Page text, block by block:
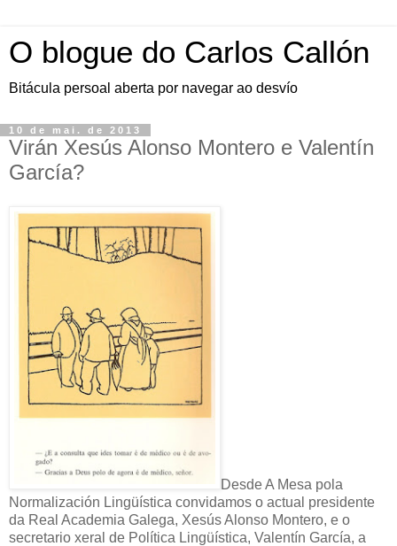
O blogue do Carlos Callón
Bitácula persoal aberta por navegar ao desvío
10 de mai. de 2013
Virán Xesús Alonso Montero e Valentín
García?
Desde A Mesa pola
Normalización Lingüística convidamos o actual presidente
da Real Academia Galega, Xesús Alonso Montero, e o
secretario xeral de Política Lingüística, Valentín García, a